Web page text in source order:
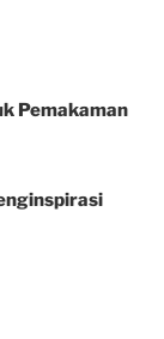
Pemakaman